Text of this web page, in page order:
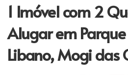
1 Imóvel com 2
Alugar em
Libano, Mogi das